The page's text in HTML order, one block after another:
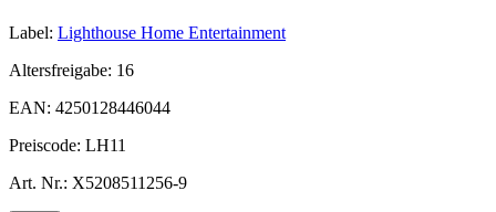
Label: Lighthouse Home Entertainment
Altersfreigabe: 16
EAN: 4250128446044
Preiscode: LH11
Art. Nr.: X5208511256-9